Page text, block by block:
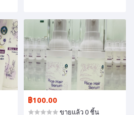
฿100.00
ขายแล้ว 0 ชิ้น